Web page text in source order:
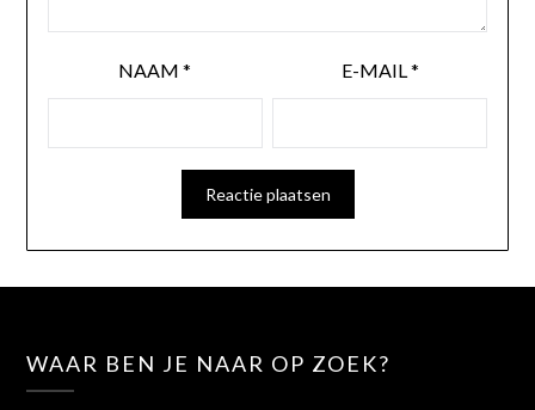
NAAM* E-MAIL *
WAAR BEN JE NAAR OP ZOEK?